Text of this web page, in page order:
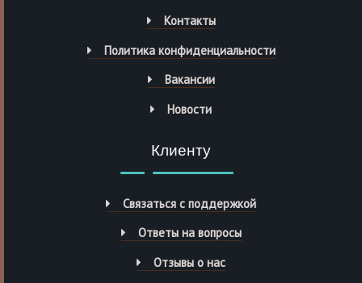
Контакты
Политика конфиденциальности
Вакансии
Новости
Клиенту
Связаться с поддержкой
Ответы на вопросы
Отзывы о нас